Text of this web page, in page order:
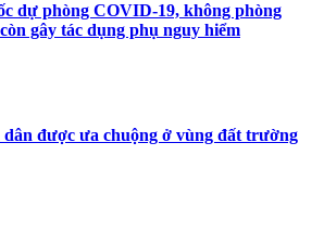
dự phòng COVID-19, không phòng
gây tác dụng phụ nguy hiểm
dân được ưa chuộng ở vùng đất trường